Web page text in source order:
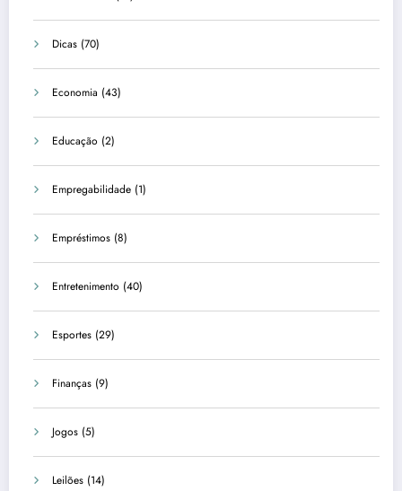
Dicas (70)
Economia (43)
Educação (2)
Empregabilidade (1)
Empréstimos (8)
Entretenimento (40)
Esportes (29)
Finanças (9)
Jogos (5)
Leilões (14)